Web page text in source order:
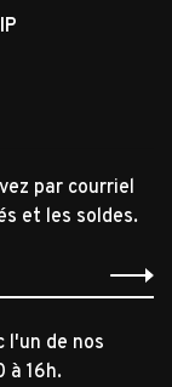
par courriel
et les soldes.
l'un de nos
à 16h.